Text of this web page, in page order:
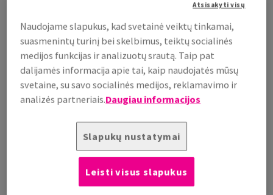
(220 kg )
PALAIKOMA SANDĖLYJE
Kiekių palyginimas
lap.
Naudojame slapukus, kad svetainė veiktų tinkamai,
suasmenintų turinį bei skelbimus, teiktų socialinės
medijos funkcijas ir analizuotų srautą. Taip pat
dalijamės informacija apie tai, kaip naudojatės mūsų
svetaine, su savo socialinės medijos, reklamavimo ir
analizės partneriais.Daugiau informacijos
Slapukų nustatymai
Atsisakyti visų
Leisti visus slapukus